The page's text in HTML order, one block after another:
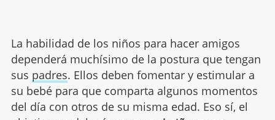
La habilidad de los niños para hacer amigos
dependerá muchísimo de la postura que tengan
sus padres. Ellos deben fomentar y estimular a
su bebé para que comparta algunos momentos
del día con otros de su misma edad. Eso sí, el